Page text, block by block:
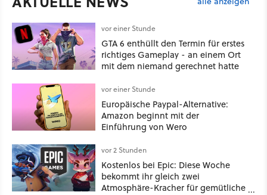
vor einer Stunde
GTA 6 enthüllt den Termin für erstes
richtiges Gameplay - an einem Ort
mit dem niemand gerechnet hatte
vor einer Stunde
Europäische Paypal-Alternative:
Amazon beginnt mit der
Einführung von Wero
vor 2 Stunden
Kostenlos bei Epic: Diese Woche
bekommt ihr gleich zwei
Atmosphäre-Kracher für gemütliche